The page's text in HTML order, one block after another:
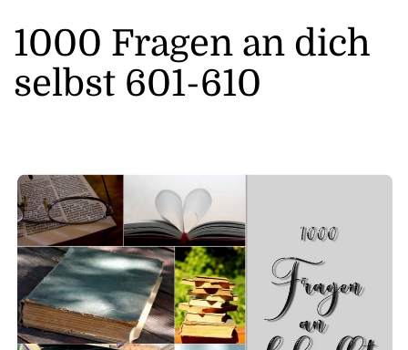
1000 Fragen an dich
selbst 601-610